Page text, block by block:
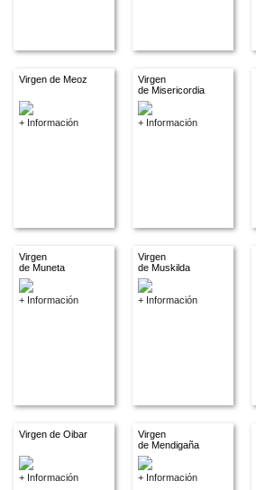
Virgen de Meoz
+ Información
Virgen
de Misericordia
+ Información
Virgen
de Muneta
+ Información
Virgen
de Muskilda
+ Información
Virgen de Oibar
+ Información
Virgen
de Mendigaña
+ Información